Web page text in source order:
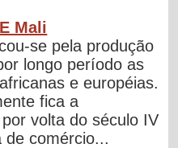
Mali
se pela produção
longo período as
e européias.
fica a
volta do século IV
de comércio...